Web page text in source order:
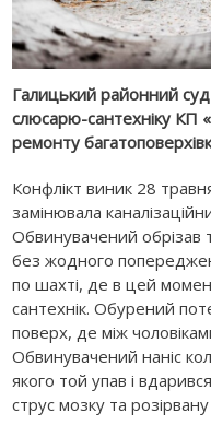
Галицький районний
слюсарю-сантехніку КП
ремонту
Конфлікт виник 28
замінювала
Обвинувачений обрізав
без жодного
по шахті, де в цей
сантехнік. Обурений
поверх, де між
Обвинувачений наніс
якого той упав і
струс мозку та